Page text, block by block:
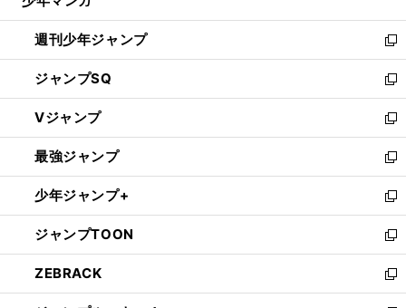
開
く
週刊少年ジャンプ
新
し
い
ウ
ィ
ン
ド
ウ
で
開
く
ジャンプSQ
新
し
い
ウ
ィ
ン
ド
ウ
で
開
く
Vジャンプ
新
し
い
ウ
ィ
ン
ド
ウ
で
開
最強ジャンプ
新
し
い
ウ
ィ
ン
ド
ウ
少年ジャンプ+
新
し
い
ウ
ィ
ン
ジャンプTOON
新
し
い
ウ
ZEBRACK
新
し